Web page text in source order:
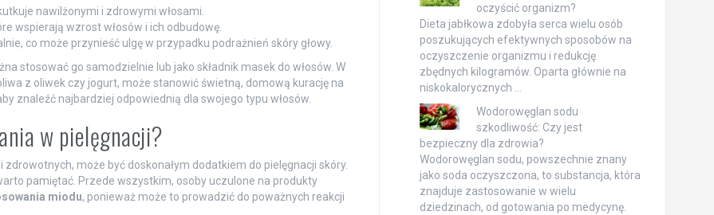
nawilżonymi i zdrowymi włosami.
wspierają wzrost włosów i ich odbudowę.
co może przynieść ulgę w przypadku podrażnień skóry głowy.
stosować go samodzielnie lub jako składnik masek do włosów. W
z oliwek czy jogurt, może stanowić świetną, domową kurację na
znaleźć najbardziej odpowiednią dla swojego typu włosów.
w pielęgnacji?
może być doskonałym dodatkiem do pielęgnacji skóry.
pamiętać. Przede wszystkim, osoby uczulone na produkty
miodu, ponieważ może to prowadzić do poważnych reakcji
oczyścić organizm?
Dieta jabłkowa zdobyła serca wielu osób
poszukujących efektywnych sposobów na
oczyszczenie organizmu i redukcję
zbędnych kilogramów. Oparta głównie na
niskokalorycznych …
Wodorowęglan sodu
szkodliwość: Czy jest
bezpieczny dla zdrowia?
Wodorowęglan sodu, powszechnie znany
jako soda oczyszczona, to substancja, która
znajduje zastosowanie w wielu
dziedzinach, od gotowania po medycynę.